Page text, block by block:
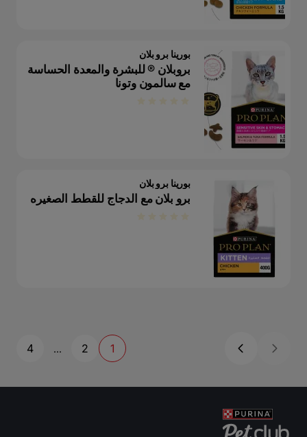
بورينا برو بلان
بروبلان ® للبشرة والمعدة الحساسة
مع سالمون وتونا
بورينا برو بلان
برو بلان مع الدجاج للقطط الصغيره
1
2
...
4